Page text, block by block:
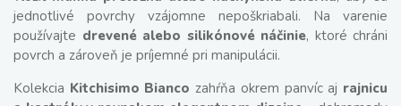
jednotlivé povrchy vzájomne nepoškriabali. Na varenie
používajte drevené alebo silikónové náčinie, ktoré chráni
povrch a zároveň je príjemné pri manipulácii.
Kolekcia Kitchisimo Bianco zahŕňa okrem panvíc aj rajnicu